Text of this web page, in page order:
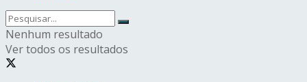
Nenhum resultado
Ver todos os resultados